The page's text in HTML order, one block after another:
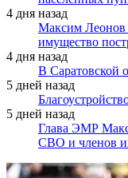
4 дня назад
Максим Леонов
имущество
4 дня назад
В Саратовской
5 дней назад
5 дней назад
Глава ЭМР
СВО и членов